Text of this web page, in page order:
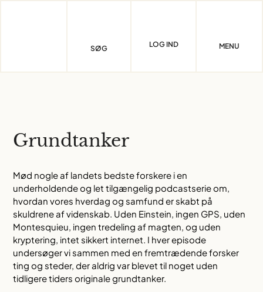
SØG LOG IND MENU
Grundtanker
Mød nogle af landets bedste forskere i en
underholdende og let tilgængelig podcastserie om,
hvordan vores hverdag og samfund er skabt på
skuldrene af videnskab. Uden Einstein, ingen GPS, uden
Montesquieu, ingen tredeling af magten, og uden
kryptering, intet sikkert internet. I hver episode
undersøger vi sammen med en fremtrædende forsker
ting og steder, der aldrig var blevet til noget uden
tidligere tiders originale grundtanker.